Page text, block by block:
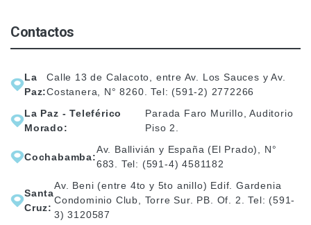
Contactos
La
Paz:
Calle 13 de Calacoto, entre Av. Los Sauces y Av.
Costanera, N° 8260. Tel: (591-2) 2772266
La Paz - Teleférico
Morado:
Parada Faro Murillo, Auditorio
Piso 2.
Cochabamba:
Av. Ballivián y España (El Prado), N°
683. Tel: (591-4) 4581182
Santa
Cruz:
Av. Beni (entre 4to y 5to anillo) Edif. Gardenia
Condominio Club, Torre Sur. PB. Of. 2. Tel: (591-
3) 3120587